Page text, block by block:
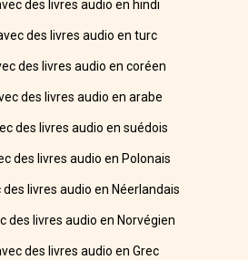
des livres audio en hindi
des livres audio en turc
des livres audio en coréen
des livres audio en arabe
des livres audio en suédois
des livres audio en Polonais
livres audio en Néerlandais
des livres audio en Norvégien
des livres audio en Grec